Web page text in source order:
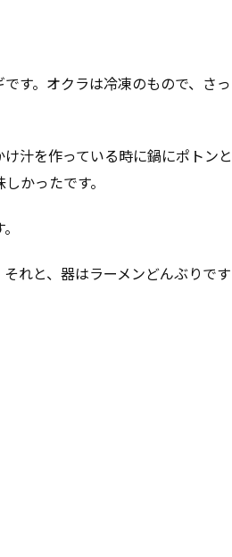
す。オクラは冷凍のもので、さっ
汁を作っている時に鍋にポトンと
かったです。
れと、器はラーメンどんぶりです